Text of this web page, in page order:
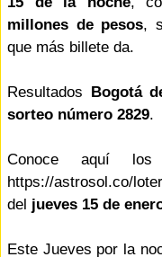
millones de pesos,
que más billete da.
Resultados Bogotá
sorteo número 2829.
Conoce aquí
https://astrosol.co/
del jueves 15 de
Este Jueves por la